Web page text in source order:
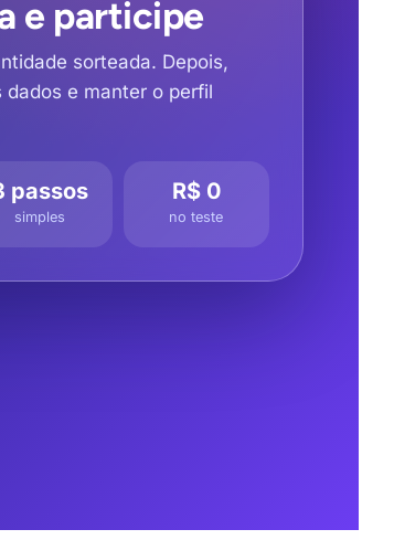
e participe
sorteada. Depois,
e manter o perfil
passos
simples
R$ 0
no teste